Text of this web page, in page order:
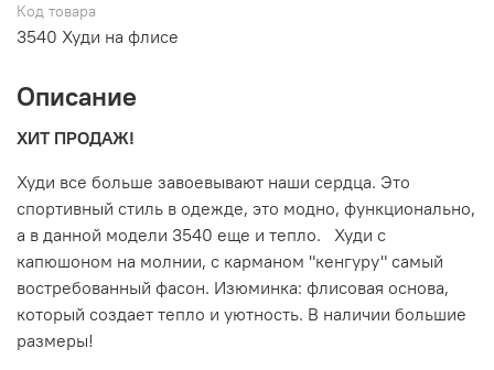
Код товара
3540 Худи на флисе
Описание
ХИТ ПРОДАЖ!
Худи все больше завоевывают наши сердца. Это
спортивный стиль в одежде, это модно, функционально,
а в данной модели 3540 еще и тепло. Худи с
капюшоном на молнии, с карманом "кенгуру" самый
востребованный фасон. Изюминка: флисовая основа,
который создает тепло и уютность. В наличии большие
размеры!